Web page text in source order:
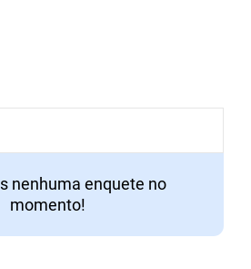
nenhuma enquete no
momento!